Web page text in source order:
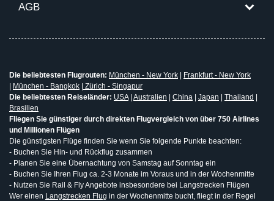
AGB
Die beliebtesten Flugrouten: München - New York
Frankfurt - New York
München - Bangkok
Zürich - Singapur
Die beliebtesten Reiseländer: USA| Australien China Japan Thailand
Brasilien
Fliegen Sie günstiger durch direkten Flugvergleich von über 750 Airlines
und Millionen Flügen
Die günstigsten Flüge finden Sie wenn Sie folgende Punkte beachten:
- Buchen Sie Hin- und Rückflug zusammen
- Planen Sie eine Übernachtung von Samstag auf Sonntag ein
- Buchen Sie Ihren Flug ca. 2-3 Monate im Voraus und in der Wochenmitte
- Nutzen Sie Rail & Fly Angebote insbesondere bei Langstrecken Flügen
Wer einen Langstrecken Flug in der Wochenmitte bucht, fliegt in der Regel